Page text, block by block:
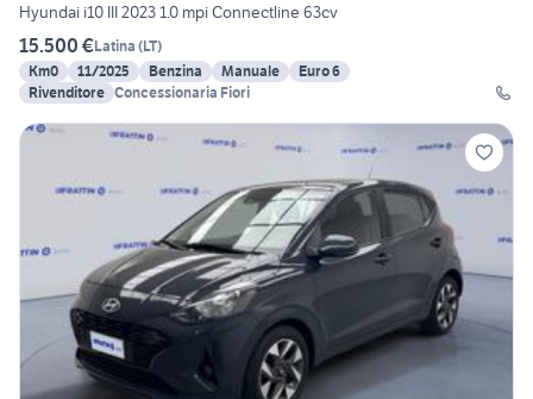
Hyundai i10 III 2023 1.0 mpi Connectline 63cv
15.500 €Latina (LT)
Km0
11/2025 Benzina Manuale
Euro 6
Rivenditore Concessionaria Fiori